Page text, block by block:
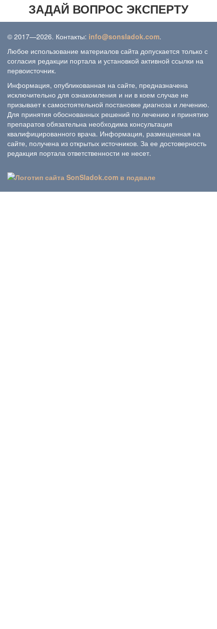
ЗАДАЙ ВОПРОС ЭКСПЕРТУ
© 2017—2026. Контакты: info@sonsladok.com.
Любое использование материалов сайта допускается только с
согласия редакции портала и установкой активной ссылки на
первоисточник.
Информация, опубликованная на сайте, предназначена
исключительно для ознакомления и ни в коем случае не
призывает к самостоятельной постановке диагноза и лечению.
Для принятия обоснованных решений по лечению и принятию
препаратов обязательна необходима консультация
квалифицированного врача. Информация, размещенная на
сайте, получена из открытых источников. За ее достоверность
редакция портала ответственности не несет.